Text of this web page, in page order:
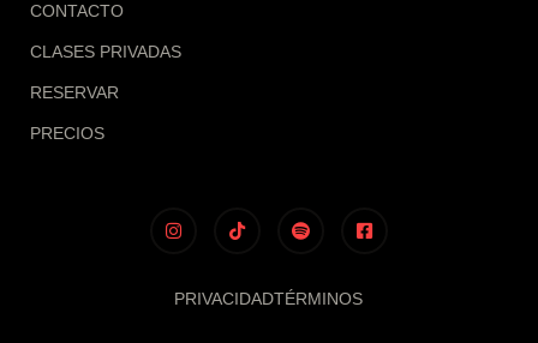
CONTACTO
CLASES PRIVADAS
RESERVAR
PRECIOS
PRIVACIDADTÉRMINOS